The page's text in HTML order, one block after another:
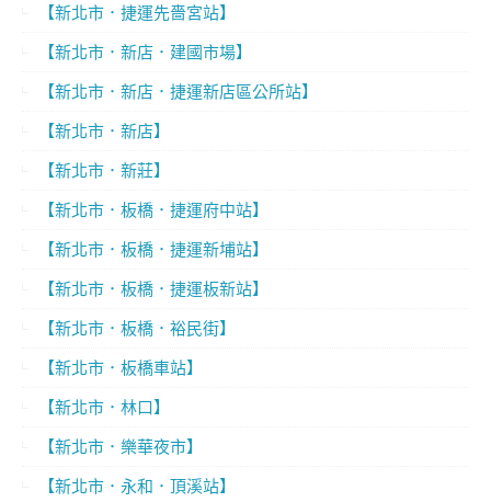
【新北市．捷運先嗇宮站】
【新北市．新店．建國市場】
【新北市．新店．捷運新店區公所站】
【新北市．新店】
【新北市．新莊】
【新北市．板橋．捷運府中站】
【新北市．板橋．捷運新埔站】
【新北市．板橋．捷運板新站】
【新北市．板橋．裕民街】
【新北市．板橋車站】
【新北市．林口】
【新北市．樂華夜市】
【新北市．永和．頂溪站】